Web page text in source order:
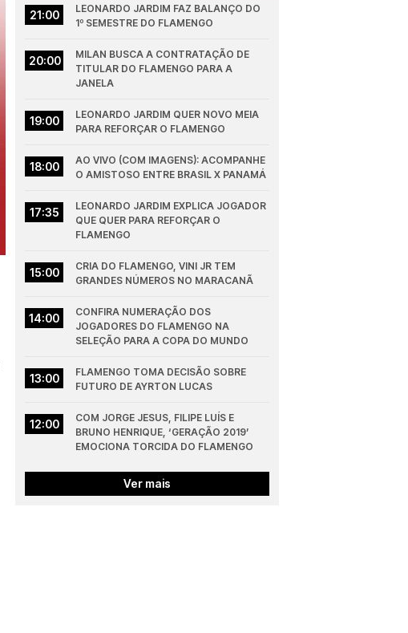
21:00
LEONARDO JARDIM FAZ BALANÇO DO
1º SEMESTRE DO FLAMENGO
20:00
MILAN BUSCA A CONTRATAÇÃO DE
TITULAR DO FLAMENGO PARA A
JANELA
19:00
LEONARDO JARDIM QUER NOVO MEIA
PARA REFORÇAR O FLAMENGO
18:00
AO VIVO (COM IMAGENS): ACOMPANHE
O AMISTOSO ENTRE BRASIL X PANAMÁ
17:35
LEONARDO JARDIM EXPLICA JOGADOR
QUE QUER PARA REFORÇAR O
FLAMENGO
15:00
CRIA DO FLAMENGO, VINI JR TEM
GRANDES NÚMEROS NO MARACANÃ
14:00
CONFIRA NUMERAÇÃO DOS
JOGADORES DO FLAMENGO NA
SELEÇÃO PARA A COPA DO MUNDO
13:00
FLAMENGO TOMA DECISÃO SOBRE
FUTURO DE AYRTON LUCAS
12:00
COM JORGE JESUS, FILIPE LUÍS E
BRUNO HENRIQUE, ‘GERAÇÃO 2019’
EMOCIONA TORCIDA DO FLAMENGO
Ver mais